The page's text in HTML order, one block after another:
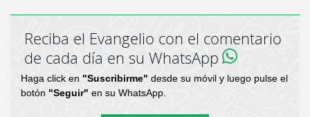
Reciba el Evangelio con el comentario
de cada día en su WhatsApp
Haga click en "Suscribirme" desde su móvil y luego pulse el
botón "Seguir" en su WhatsApp.